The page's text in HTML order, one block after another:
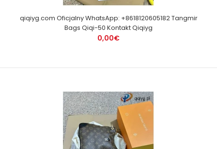
qiqiyg.com Oficjalny WhatsApp: +8618120605182 Tangmir
Bags Qiqi-50 Kontakt Qiqiyg
0,00€